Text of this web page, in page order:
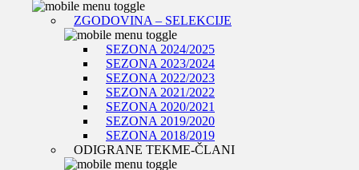
ZGODOVINA – SELEKCIJE
SEZONA 2024/2025
SEZONA 2023/2024
SEZONA 2022/2023
SEZONA 2021/2022
SEZONA 2020/2021
SEZONA 2019/2020
SEZONA 2018/2019
ODIGRANE TEKME-ČLANI